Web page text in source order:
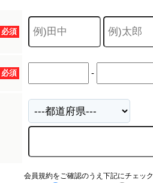
必須
必須 -
会員規約をご確認のうえ下記にチェック